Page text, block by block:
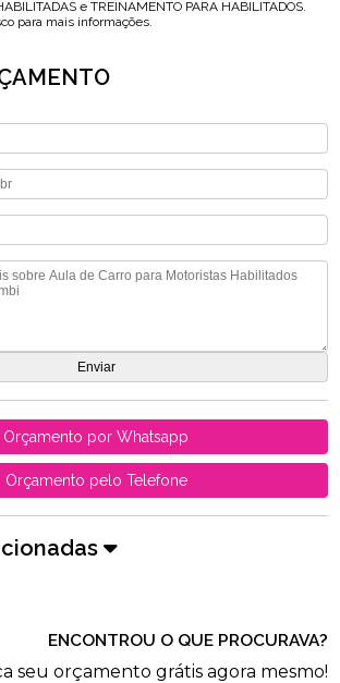
e TREINAMENTO PARA HABILITADOS.
para mais informações.
Orçamento por Whatsapp
Orçamento pelo Telefone
ENCONTROU O QUE PROCURAVA?
seu orçamento grátis agora mesmo!